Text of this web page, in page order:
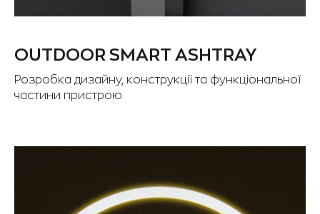
OUTDOOR SMART ASHTRAY
Розробка дизайну, конструкції та функціональної
частини пристрою